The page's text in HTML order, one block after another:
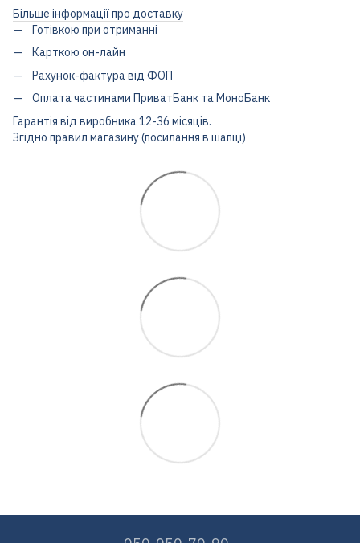
Більше інформації про доставку
Готівкою при отриманні
Карткою он-лайн
Рахунок-фактура від ФОП
Оплата частинами ПриватБанк та МоноБанк
Гарантія від виробника 12-36 місяців.
Згідно правил магазину (посилання в шапці)